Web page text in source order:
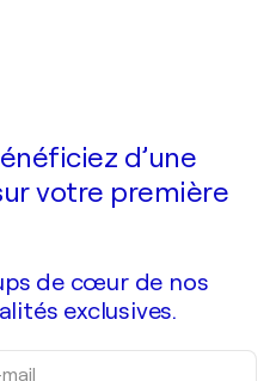
d’une
votre première
de cœur de nos
exclusives.